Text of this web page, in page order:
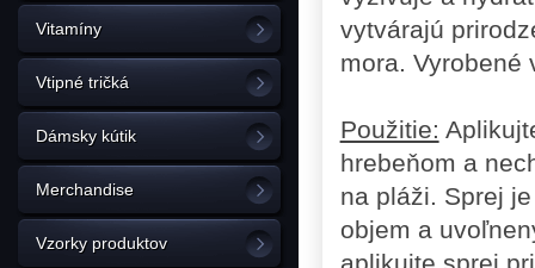
Vitamíny
Vtipné tričká
Dámsky kútik
Merchandise
Vzorky produktov
vytvárajú
mora. Vyrobené
Použitie:
hrebeňom a
na pláži. Sprej
objem a